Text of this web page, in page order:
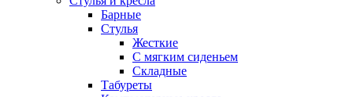
Барные
Стулья
Жесткие
С мягким сиденьем
Складные
Табуреты